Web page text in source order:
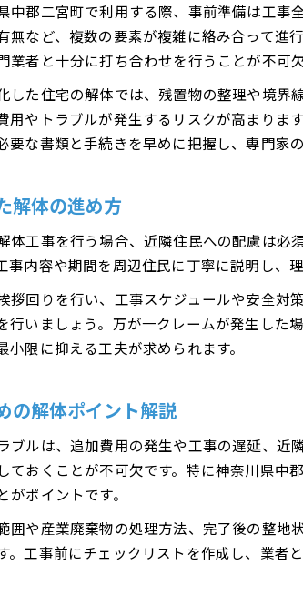
老朽化建物
老朽化
解体時
老朽化
解体工
解体手
空き家
近隣ト
空き家
近隣配慮を
近隣住
配慮あ
解体費用の
解体費
中郡二宮町で利用する際、事前準備は工
無など、複数の要素が複雑に絡み合って進
者と十分に打ち合わせを行うことが不可欠
した住宅の解体では、残置物の整理や境
用やトラブルが発生するリスクが高まり
要な書類と手続きを早めに把握し、専門家
解体の進め方
体工事を行う場合、近隣住民への配慮は
事内容や期間を周辺住民に丁寧に説明し、
拶回りを行い、工事スケジュールや安全
行いましょう。万が一クレームが発生し
限に抑える工夫が求められます。
の解体ポイント解説
ブルは、追加費用の発生や工事の遅延、
ておくことが不可欠です。特に神奈川県
ポイントです。
囲や産業廃棄物の処理方法、完了後の整
。工事前にチェックリストを作成し、業者